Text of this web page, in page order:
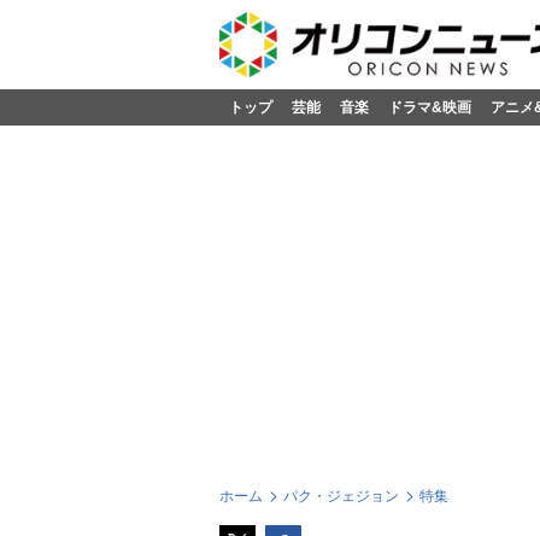
トップ 芸能 音楽 ドラマ&映画 アニメ
ホーム パク・ジェジョン 特集